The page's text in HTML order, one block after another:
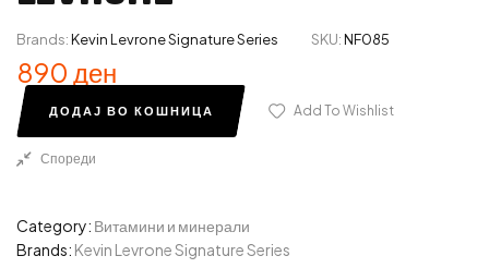
Brands:Kevin Levrone Signature Series SKU:NF085
890 ден
ДОДАЈ ВО КОШНИЦА Add To Wishlist
Спореди
Category: Витамини и минерали
Brands: Kevin Levrone Signature Series